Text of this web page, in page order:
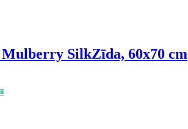
Mulberry SilkZīda, 60x70 cm